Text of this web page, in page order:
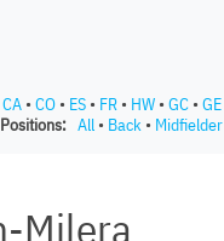
CA • CO • ES • FR • HW • GC • GE
Positions: All • Back • Midfielder